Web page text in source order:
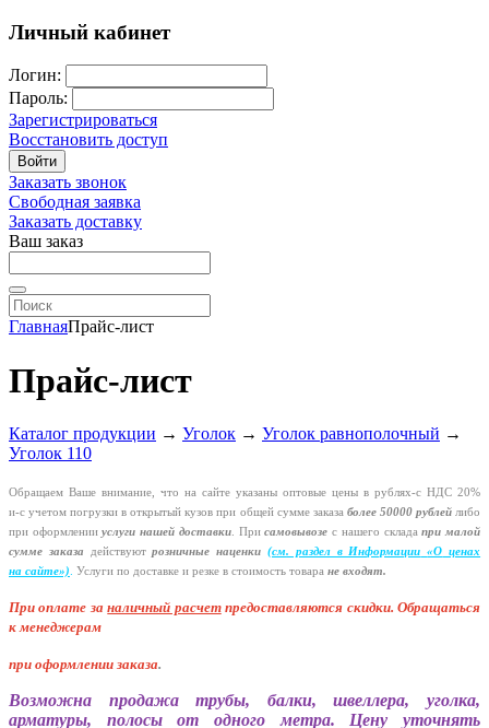
Личный кабинет
Логин:
Пароль:
Зарегистрироваться
Восстановить доступ
Войти
Заказать звонок
Свободная заявка
Заказать доставку
Ваш заказ
ГлавнаяПрайс-лист
Прайс-лист
Каталог продукции → Уголок → Уголок равнополочный →
Уголок 110
Обращаем Ваше внимание, что на сайте указаны оптовые цены в рублях-с НДС 20%
и-с учетом погрузки в открытый кузов при общей сумме заказа более 50000 рублейлибо
при оформленииуслуги нашей доставки. Присамовывозе с нашего складапри малой
сумме заказа
действуютрозничные наценки (см. раздел в Информации «О ценах
на сайте»). Услуги по доставке и резке в стоимость товара не входят.
При оплате заналичный расчет предоставляются скидки. Обращаться
к менеджерам
при оформлении заказа.
Возможна продажа трубы, балки, швеллера, уголка,
арматуры, полосы от одного метра. Цену уточнять